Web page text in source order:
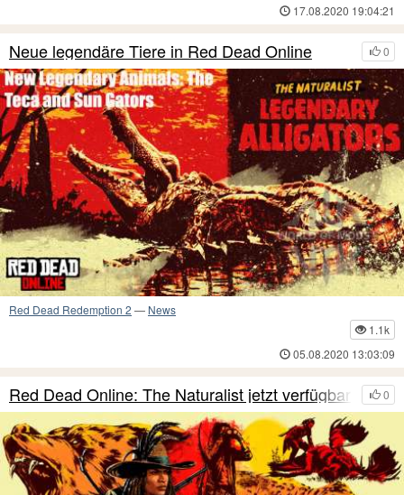
17.08.2020 19:04:21
0
Neue legendäre Tiere in Red Dead Online
Red Dead Redemption 2 — News
1.1k
05.08.2020 13:03:09
0
Red Dead Online: The Naturalist jetzt verfügbar